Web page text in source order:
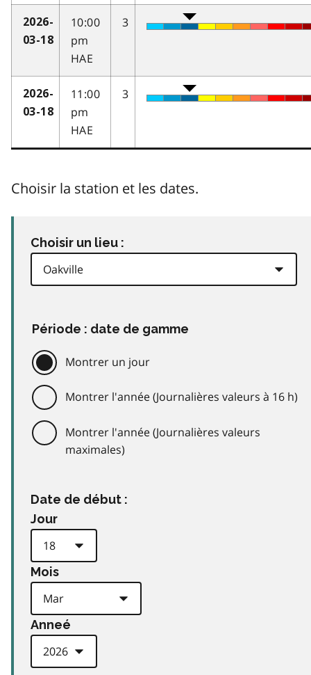
2026-
03-18
10:00
pm
HAE
3
2026-
03-18
11:00
pm
HAE
3
Choisir la station et les dates.
Choisir un lieu :
Période : date de gamme
Montrer un jour
Montrer l'année (Journalières valeurs à 16 h)
Montrer l'année (Journalières valeurs
maximales)
Date de début :
Jour
Mois
Anneé